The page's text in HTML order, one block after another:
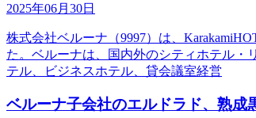
2025年06月30日
株式会社ベルーナ（9997）は、
た。ベルーナは、国内外のシティホテル・
テル、ビジネスホテル、貸会議室経営
ベルーナ子会社のエルドラド、熟成